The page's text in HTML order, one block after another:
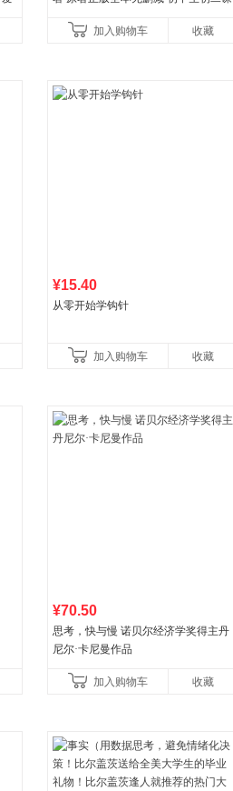
加入购物车
收藏
¥15.40
从零开始学钩针
加入购物车 收藏
¥70.50
思考，快与慢 诺贝尔经济学奖得主丹
尼尔·卡尼曼作品
加入购物车 收藏